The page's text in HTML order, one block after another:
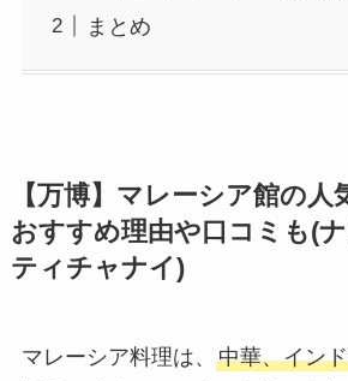
まとめ
【万博】マレーシア館の人
おすすめ理由や口コミも(
ティチャナイ)
マレーシア料理は、 中華、イン